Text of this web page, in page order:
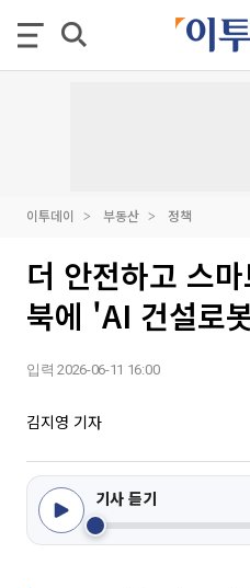
이투데이 부동산 정책
더 안전하고 스
북에 'AI 건설로
입력 2026-06-11 16:00
김지영 기자
기사 듣기